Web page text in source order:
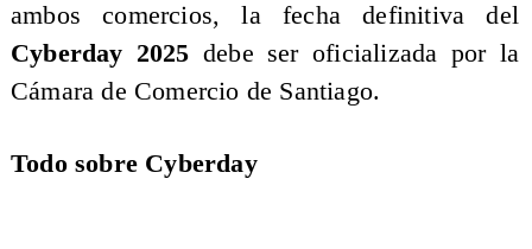
ambos comercios, la fecha definitiva del
Cyberday 2025 debe ser oficializada por la
Cámara de Comercio de Santiago.
Todo sobre Cyberday